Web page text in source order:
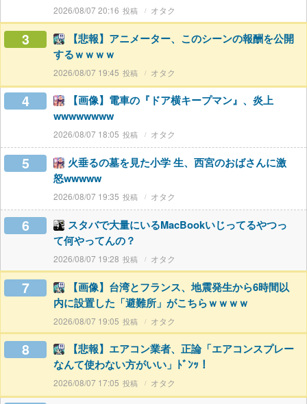
2026/08/07 20:16 オタク
3
【悲報】アニメーター、このシーンの報酬を公開
するｗｗｗｗ
2026/08/07 19:45 オタク
4
【画像】電車の『ドア横キープマン』、炎上
wwwwwwww
2026/08/07 18:05 オタク
5
火垂るの墓を見た小学 生、西宮のおばさんに激
怒wwwww
2026/08/07 19:35 オタク
6
スタバで大量にいるMacBookいじってるやつっ
て何やってんの？
2026/08/07 19:28 オタク
7
【画像】台湾とフランス、地震発生から6時間以
内に設置した「避難所」がこちらｗｗｗｗ
2026/08/07 19:05 オタク
8
【悲報】エアコン業者、正論「エアコンスプレー
なんて使わない方がいい」ﾄﾞﾝｯ！
2026/08/07 17:05 オタク